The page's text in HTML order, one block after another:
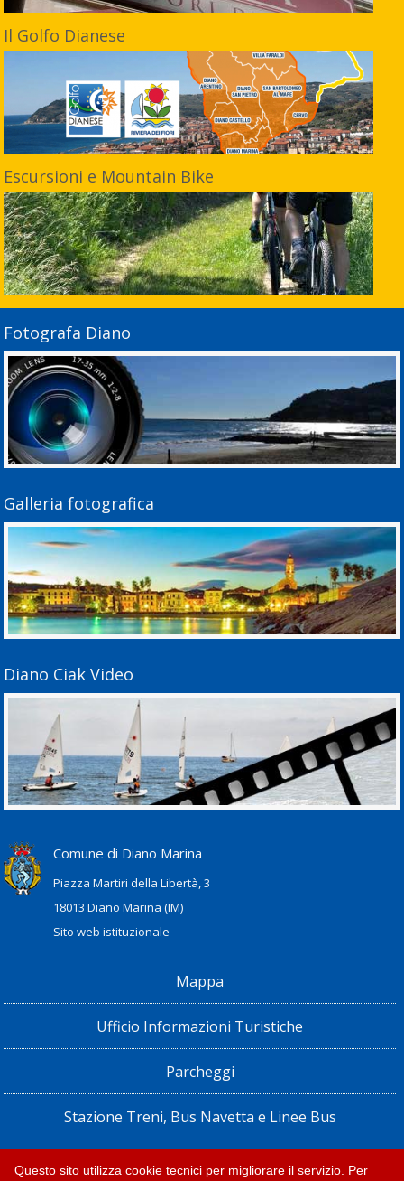
Il Golfo Dianese
Escursioni e Mountain Bike
Fotografa Diano
Galleria fotografica
Diano Ciak Video
Comune di Diano Marina
Piazza Martiri della Libertà, 3
18013 Diano Marina (IM)
Sito web istituzionale
Mappa
Ufficio Informazioni Turistiche
Parcheggi
Stazione Treni, Bus Navetta e Linee Bus
Privacy policy e note legali
Questo sito utilizza cookie tecnici per migliorare il servizio. Per